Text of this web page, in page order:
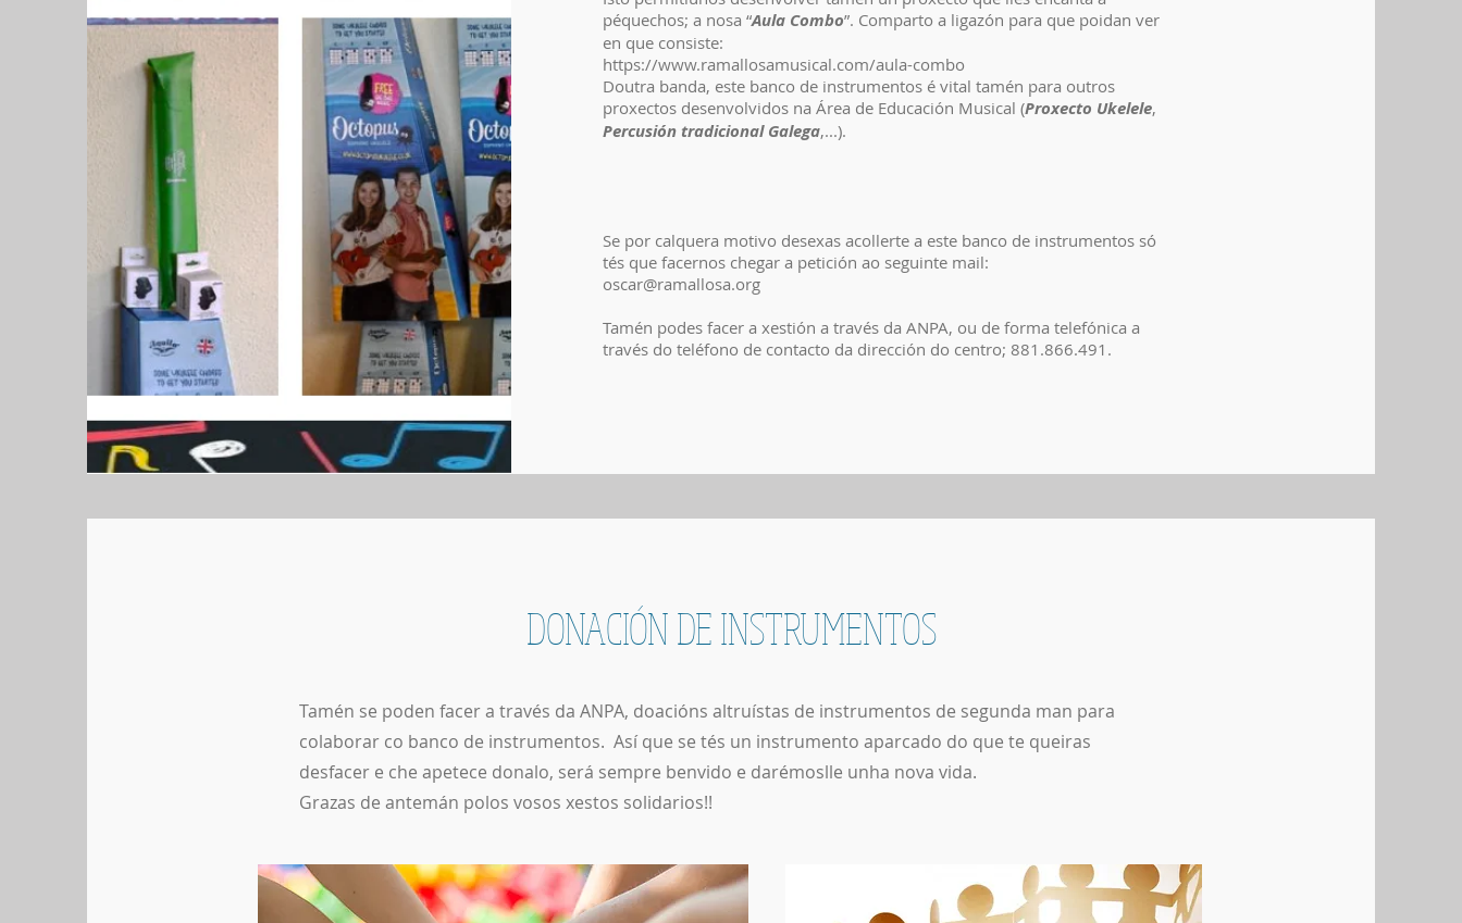
péquechos; a nosa “Aula Combo”. Comparto a ligazón para que poidan ver
en que consiste:
https://www.ramallosamusical.com/aula-combo
Doutra banda, este banco de instrumentos é vital tamén para outros
proxectos desenvolvidos na Área de Educación Musical (Proxecto Ukelele,
Percusión tradicional Galega,...).
Se por calquera motivo desexas acollerte a este banco de instrumentos só
tés que facernos chegar a petición ao seguinte mail:
oscar@ramallosa.org
Tamén podes facer a xestión a través da ANPA, ou de forma telefónica a
través do teléfono de contacto da dirección do centro; 881.866.491.
DONACIÓN DE INSTRUMENTOS
Tamén se poden facer a través da ANPA, doacións altruístas de instrumentos de segunda man para
colaborar co banco de instrumentos. Así que se tés un instrumento aparcado do que te queiras
desfacer e che apetece donalo, será sempre benvido e darémoslle unha nova vida.
Grazas de antemán polos vosos xestos solidarios!!